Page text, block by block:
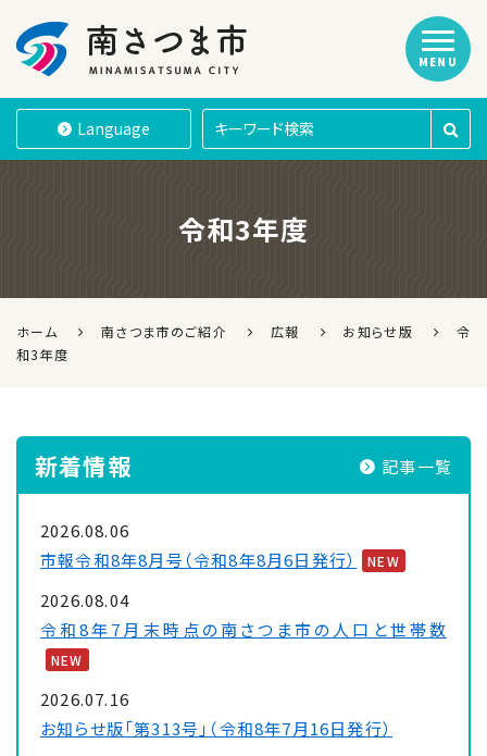
南さつま市
Language
MENU
令和3年度
ホーム 南さつま市のご紹介 広報 お知らせ版
令
和3年度
新着情報 記事一覧
2026.08.06
市報令和8年8月号（令和8年8月6日発行）
NEW
2026.08.04
令和8年7月末時点の南さつま市の人口と世帯数
NEW
2026.07.16
お知らせ版「第313号」（令和8年7月16日発行）